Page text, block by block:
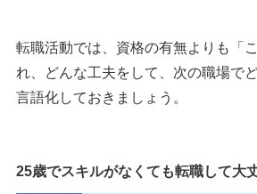
5.企画・マーケティング職は経験を積
6.コンサルタント職は難易度を理解
低ストレスな仕事は職種名だけで選ば
転職活動では、資格の有無よりも「
れ、どんな工夫をして、次の職場で
言語化しておきましょう。
25歳でスキルがなくても転職して大